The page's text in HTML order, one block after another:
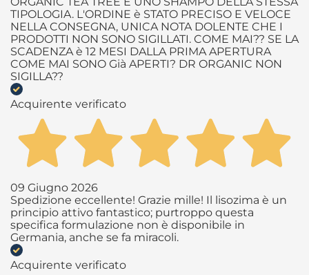
TIPOLOGIA. L'ORDINE è STATO PRECISO E VELOCE
NELLA CONSEGNA, UNICA NOTA DOLENTE CHE I
PRODOTTI NON SONO SIGILLATI. COME MAI?? SE LA
SCADENZA è 12 MESI DALLA PRIMA APERTURA
COME MAI SONO Già APERTI? DR ORGANIC NON
SIGILLA??
Acquirente verificato
09 Giugno 2026
Spedizione eccellente! Grazie mille! Il lisozima è un
principio attivo fantastico; purtroppo questa
specifica formulazione non è disponibile in
Germania, anche se fa miracoli.
Acquirente verificato